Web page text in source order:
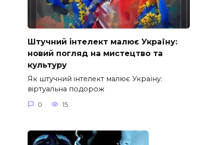
Штучний інтелект малює Україну:
новий погляд на мистецтво та
культуру
Як штучний інтелект малює Україну:
віртуальна подорож
0 15